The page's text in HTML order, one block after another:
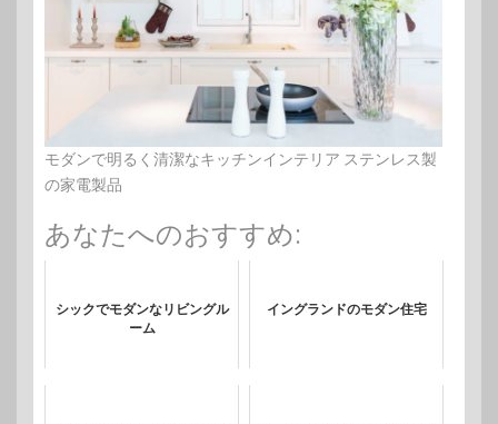
モダンで明るく清潔なキッチンインテリア ステンレス製
の家電製品
あなたへのおすすめ:
シックでモダンなリビングル
ーム
イングランドのモダン住宅